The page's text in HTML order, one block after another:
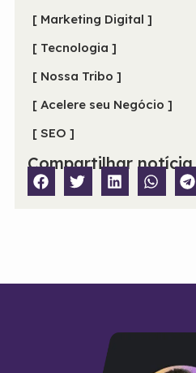
[ Marketing Digital ]
[ Tecnologia ]
[ Nossa Tribo ]
[ Acelere seu Negócio ]
[ SEO ]
Compartilhar notícia